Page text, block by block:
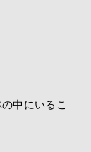
中にいるこ